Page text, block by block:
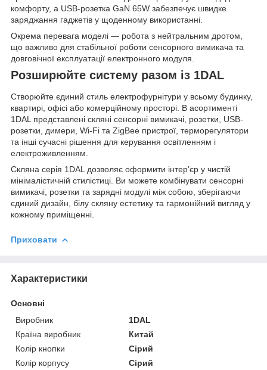
комфорту, а USB-розетка GaN 65W забезпечує швидке
заряджання гаджетів у щоденному використанні.
Окрема перевага моделі — робота з нейтральним дротом,
що важливо для стабільної роботи сенсорного вимикача та
довговічної експлуатації електронного модуля.
Розширюйте систему разом із 1DAL
Створюйте єдиний стиль електрофурнітури у всьому будинку,
квартирі, офісі або комерційному просторі. В асортименті
1DAL представлені скляні сенсорні вимикачі, розетки, USB-
розетки, димери, Wi-Fi та ZigBee пристрої, терморегулятори
та інші сучасні рішення для керування освітленням і
електроживленням.
Скляна серія 1DAL дозволяє оформити інтер’єр у чистій
мінімалістичній стилістиці. Ви можете комбінувати сенсорні
вимикачі, розетки та зарядні модулі між собою, зберігаючи
єдиний дизайн, білу скляну естетику та гармонійний вигляд у
кожному приміщенні.
Приховати
Характеристики
Основні
Виробник
1DAL
Країна виробник
Китай
Колір кнопки
Сірий
Колір корпусу
Сірий